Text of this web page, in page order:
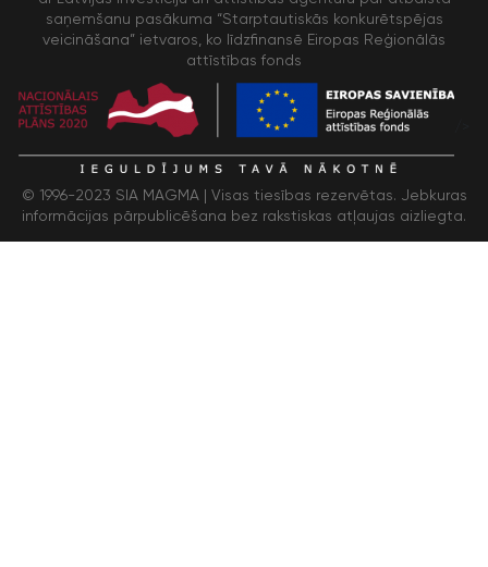
saņemšanu pasākuma “Starptautiskās konkurētspējas
veicināšana” ietvaros, ko līdzfinansē Eiropas Reģionālās
attīstības fonds
© 1996-2023 SIA MAGMA | Visas tiesības rezervētas. Jebkuras
informācijas pārpublicēšana bez rakstiskas atļaujas aizliegta.